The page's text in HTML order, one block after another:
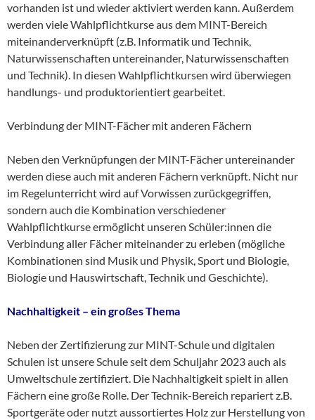
vorhanden ist und wieder aktiviert werden kann. Außerdem
werden viele Wahlpflichtkurse aus dem MINT-Bereich
miteinanderverknüpft (z.B. Informatik und Technik,
Naturwissenschaften untereinander, Naturwissenschaften
und Technik). In diesen Wahlpflichtkursen wird überwiegen
handlungs- und produktorientiert gearbeitet.
Verbindung der MINT-Fächer mit anderen Fächern
Neben den Verknüpfungen der MINT-Fächer untereinander
werden diese auch mit anderen Fächern verknüpft. Nicht nur
im Regelunterricht wird auf Vorwissen zurückgegriffen,
sondern auch die Kombination verschiedener
Wahlpflichtkurse ermöglicht unseren Schüler:innen die
Verbindung aller Fächer miteinander zu erleben (mögliche
Kombinationen sind Musik und Physik, Sport und Biologie,
Biologie und Hauswirtschaft, Technik und Geschichte).
Nachhaltigkeit – ein großes Thema
Neben der Zertifizierung zur MINT-Schule und digitalen
Schulen ist unsere Schule seit dem Schuljahr 2023 auch als
Umweltschule zertifiziert. Die Nachhaltigkeit spielt in allen
Fächern eine große Rolle. Der Technik-Bereich repariert z.B.
Sportgeräte oder nutzt aussortiertes Holz zur Herstellung von